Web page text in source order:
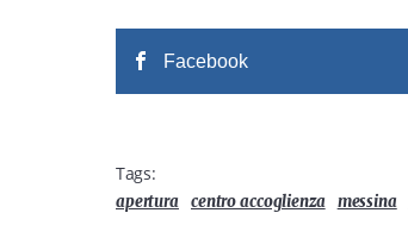
Facebook
Tags:
apertura centro accoglienza messina